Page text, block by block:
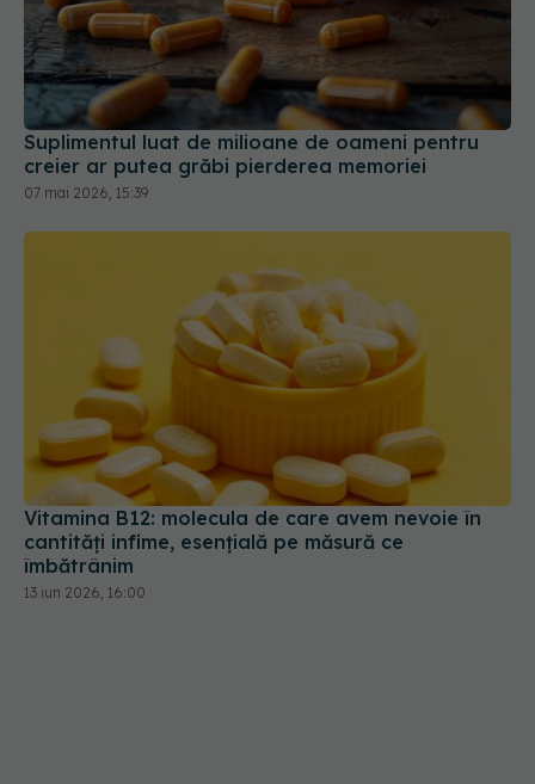
Suplimentul luat de milioane de oameni pentru
creier ar putea grăbi pierderea memoriei
07 mai 2026, 15:39
Vitamina B12: molecula de care avem nevoie în
cantități infime, esențială pe măsură ce
îmbătrânim
13 iun 2026, 16:00